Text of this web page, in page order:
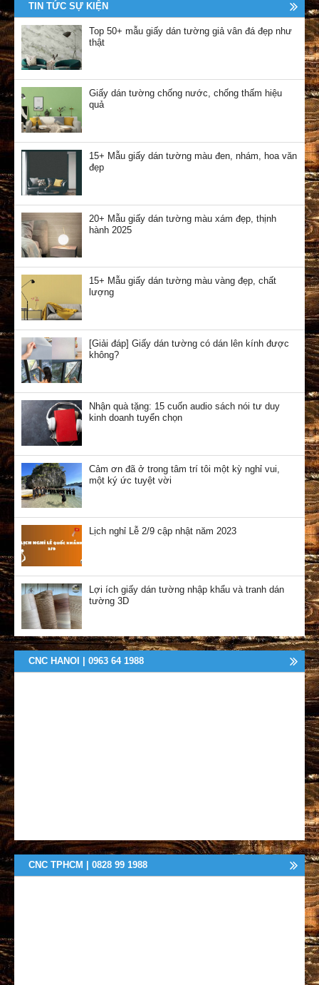
TIN TỨC SỰ KIỆN
Top 50+ mẫu giấy dán tường giả vân đá đẹp như
thật
Giấy dán tường chống nước, chống thấm hiệu
quả
15+ Mẫu giấy dán tường màu đen, nhám, hoa văn
đẹp
20+ Mẫu giấy dán tường màu xám đẹp, thịnh
hành 2025
15+ Mẫu giấy dán tường màu vàng đẹp, chất
lượng
[Giải đáp] Giấy dán tường có dán lên kính được
không?
Nhận quà tặng: 15 cuốn audio sách nói tư duy
kinh doanh tuyển chọn
Cảm ơn đã ở trong tâm trí tôi một kỳ nghỉ vui,
một ký ức tuyệt vời
Lịch nghỉ Lễ 2/9 cập nhật năm 2023
Lợi ích giấy dán tường nhập khẩu và tranh dán
tường 3D
CNC HANOI | 0963 64 1988
CNC TPHCM | 0828 99 1988